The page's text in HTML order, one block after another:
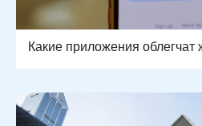
Какие приложения